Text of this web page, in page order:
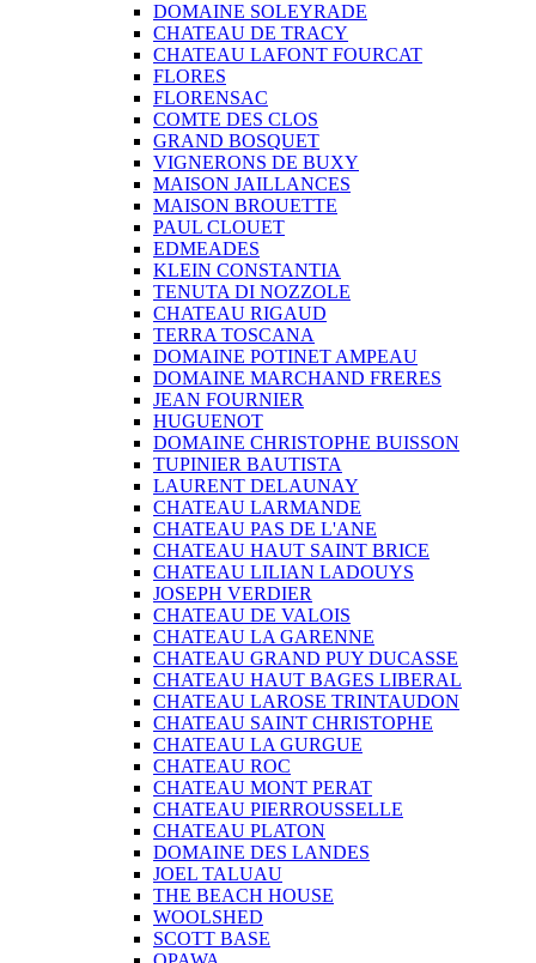
DOMAINE SOLEYRADE
CHATEAU DE TRACY
CHATEAU LAFONT FOURCAT
FLORES
FLORENSAC
COMTE DES CLOS
GRAND BOSQUET
VIGNERONS DE BUXY
MAISON JAILLANCES
MAISON BROUETTE
PAUL CLOUET
EDMEADES
KLEIN CONSTANTIA
TENUTA DI NOZZOLE
CHATEAU RIGAUD
TERRA TOSCANA
DOMAINE POTINET AMPEAU
DOMAINE MARCHAND FRERES
JEAN FOURNIER
HUGUENOT
DOMAINE CHRISTOPHE BUISSON
TUPINIER BAUTISTA
LAURENT DELAUNAY
CHATEAU LARMANDE
CHATEAU PAS DE L'ANE
CHATEAU HAUT SAINT BRICE
CHATEAU LILIAN LADOUYS
JOSEPH VERDIER
CHATEAU DE VALOIS
CHATEAU LA GARENNE
CHATEAU GRAND PUY DUCASSE
CHATEAU HAUT BAGES LIBERAL
CHATEAU LAROSE TRINTAUDON
CHATEAU SAINT CHRISTOPHE
CHATEAU LA GURGUE
CHATEAU ROC
CHATEAU MONT PERAT
CHATEAU PIERROUSSELLE
CHATEAU PLATON
DOMAINE DES LANDES
JOEL TALUAU
THE BEACH HOUSE
WOOLSHED
SCOTT BASE